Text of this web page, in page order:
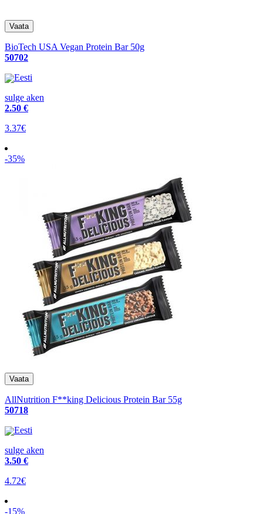
BioTech USA Vegan Protein Bar 50g
50702
Eesti
sulge aken
2.50 €
3.37€
-35%
AllNutrition F**king Delicious Protein Bar 55g
50718
Eesti
sulge aken
3.50 €
4.72€
-15%